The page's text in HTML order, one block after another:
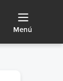
Menú